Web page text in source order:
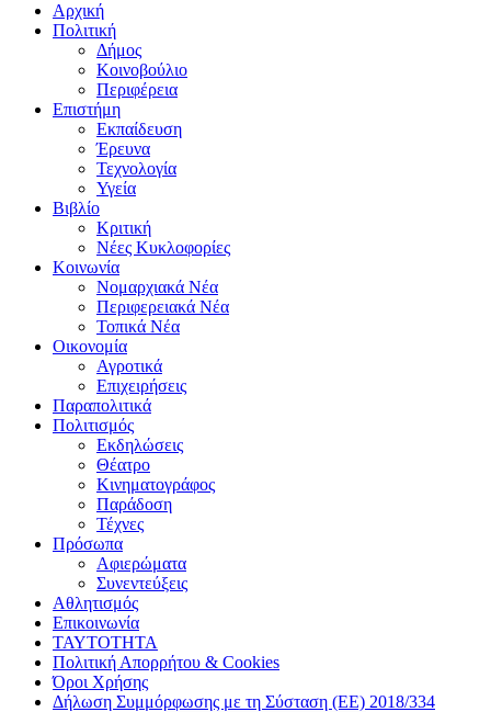
Αρχική
Πολιτική
Δήμος
Κοινοβούλιο
Περιφέρεια
Επιστήμη
Εκπαίδευση
Έρευνα
Τεχνολογία
Υγεία
Βιβλίο
Κριτική
Νέες Κυκλοφορίες
Κοινωνία
Νομαρχιακά Νέα
Περιφερειακά Νέα
Τοπικά Νέα
Οικονομία
Αγροτικά
Επιχειρήσεις
Παραπολιτικά
Πολιτισμός
Εκδηλώσεις
Θέατρο
Κινηματογράφος
Παράδοση
Τέχνες
Πρόσωπα
Αφιερώματα
Συνεντεύξεις
Αθλητισμός
Επικοινωνία
ΤΑΥΤΟΤΗΤΑ
Πολιτική Απορρήτου & Cookies
Όροι Χρήσης
Δήλωση Συμμόρφωσης με τη Σύσταση (ΕΕ) 2018/334